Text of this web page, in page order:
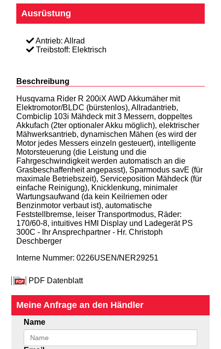
Ausrüstung
Antrieb: Allrad
Treibstoff: Elektrisch
Beschreibung
Husqvarna Rider R 200iX AWD Akkumäher mit
Elektromotor/BLDC (bürstenlos), Allradantrieb,
Combiclip 103i Mähdeck mit 3 Messern, doppeltes
Akkufach (2ter optionaler Akku möglich), elektrischer
Mähwerksantrieb, dynamischen Mähen (es wird der
Motor jedes Messers einzeln gesteuert), intelligente
Motorsteuerung (die Leistung und die
Fahrgeschwindigkeit werden automatisch an die
Grasbeschaffenheit angepasst), Sparmodus savE (für
maximale Betriebszeit), Serviceposition Mähdeck (für
einfache Reinigung), Knicklenkung, minimaler
Wartungsaufwand (da kein Keilriemen oder
Benzinmotor verbaut ist), automatische
Feststellbremse, leiser Transportmodus, Räder:
170/60-8, intuitives HMI Display und Ladegerät PS
300C - Ihr Ansprechpartner - Hr. Christoph
Deschberger
Interne Nummer: 0226USEN/NER29251
PDF Datenblatt
Meine Anfrage an den Händler
Name